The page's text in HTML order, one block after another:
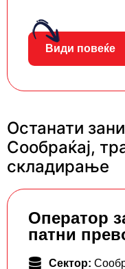
Види повеќе
Останати
Сообраќај,
складирање
Oператор
патни
Сектор: